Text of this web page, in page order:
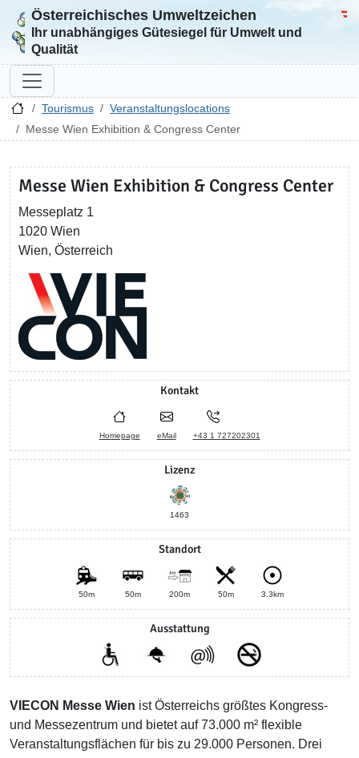
Zur Startseite
Österreichisches Umweltzeichen
Ihr unabhängiges Gütesiegel für Umwelt und
Qualität
Tourismus
Veranstaltungslocations
Messe Wien Exhibition & Congress Center
Messe Wien Exhibition & Congress Center
Messeplatz 1
1020 Wien
Wien, Österreich
Kontakt
Homepage eMail +43 1 727202301
Lizenz
1463
Standort
50m 50m 200m 50m 3.3km
Ausstattung
VIECON Messe Wien ist Österreichs größtes Kongress-
und Messezentrum und bietet auf 73.000 m² flexible
Veranstaltungsflächen für bis zu 29.000 Personen. Drei